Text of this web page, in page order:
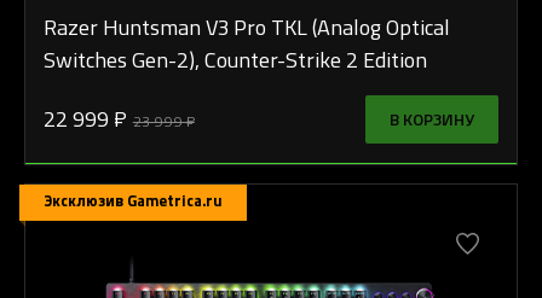
Razer Huntsman V3 Pro TKL (Analog Optical
Switches Gen-2), Counter-Strike 2 Edition
22 999 ₽ 23 999 ₽ В КОРЗИНУ
Эксклюзив Gametrica.ru